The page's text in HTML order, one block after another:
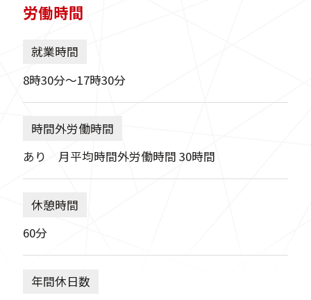
労働時間
就業時間
8時30分〜17時30分
時間外労働時間
あり 月平均時間外労働時間 30時間
休憩時間
60分
年間休日数